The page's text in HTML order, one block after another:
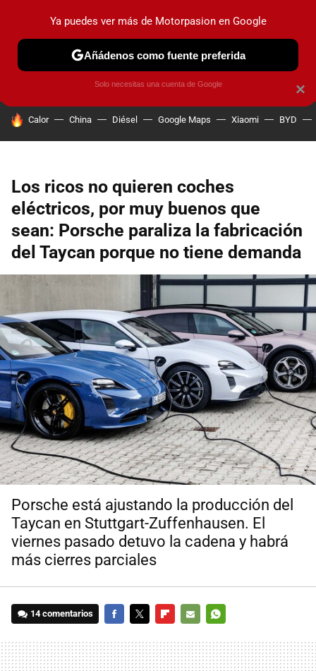
PRUEBAS COCHES ELÉCTRICOS OBSERVATORIO
HOY SE HABLA DE
Calor China Diésel Google Maps Xiaomi BYD
Los ricos no quieren coches
eléctricos, por muy buenos que
sean: Porsche paraliza la fabricación
del Taycan porque no tiene demanda
Porsche está ajustando la producción del
Taycan en Stuttgart-Zuffenhausen. El
viernes pasado detuvo la cadena y habrá
más cierres parciales
14 comentarios
MAIL
×
Ya puedes ver más de Motorpasion en Google
Añádenos como fuente preferida
Solo necesitas una cuenta de Google